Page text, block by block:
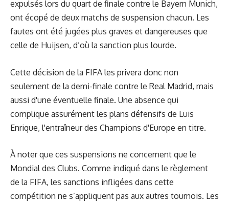
expulsés lors du quart de finale contre le Bayern Munich,
ont écopé de deux matchs de suspension chacun. Les
fautes ont été jugées plus graves et dangereuses que
celle de Huijsen, d’où la sanction plus lourde.
Cette décision de la FIFA les privera donc non
seulement de la demi-finale contre le Real Madrid, mais
aussi d'une éventuelle finale. Une absence qui
complique assurément les plans défensifs de Luis
Enrique, l'entraîneur des Champions d'Europe en titre.
À noter que ces suspensions ne concernent que le
Mondial des Clubs. Comme indiqué dans le règlement
de la FIFA, les sanctions infligées dans cette
compétition ne s’appliquent pas aux autres tournois. Les